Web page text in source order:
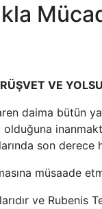
VE
daima bütün
son
müsaade
ve Rubenis